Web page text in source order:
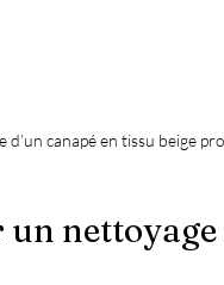
d’un canapé en tissu beige
un